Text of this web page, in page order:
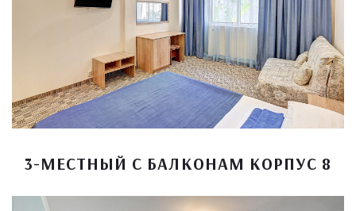
3-МЕСТНЫЙ С БАЛКОНАМ КОРПУС 8